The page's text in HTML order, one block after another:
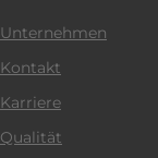
Unternehmen
Kontakt
Karriere
Qualität